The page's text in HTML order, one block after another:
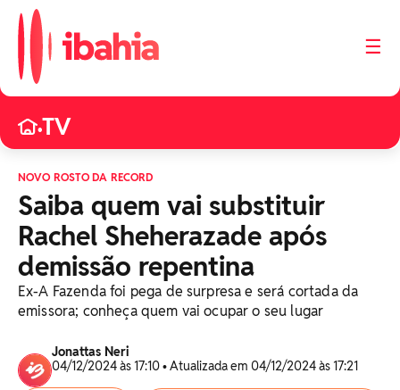
☰
•TV
NOVO ROSTO DA RECORD
Saiba quem vai substituir
Rachel Sheherazade após
demissão repentina
Ex-A Fazenda foi pega de surpresa e será cortada da
emissora; conheça quem vai ocupar o seu lugar
Jonattas Neri
04/12/2024 às 17:10 • Atualizada em 04/12/2024 às 17:21